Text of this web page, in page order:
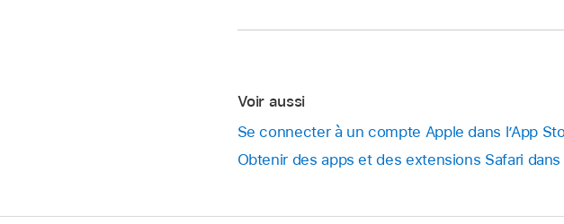
Voir aussi
Se connecter à un compte Apple dans lʼApp
Obtenir des apps et des extensions Safari dans